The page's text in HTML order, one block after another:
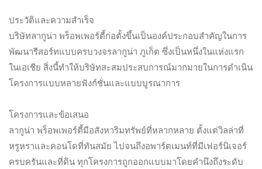
ประวัติและความสำเร็จ
บริษัทลากูน่า พร็อพเพอร์ตี้ก่อตั้งขึ้นเป็นองค์ประกอบสำคัญในการ
พัฒนารีสอร์ทแบบครบวงจรลากูน่า ภูเก็ต ซึ่งเป็นหนึ่งในแห่งแรก
ในเอเชีย สิ่งนี้ทำให้บริษัทสะสมประสบการณ์มากมายในการดำเนิน
โครงการแบบหลายฟังก์ชั่นและแบบบูรณาการ
โครงการและข้อเสนอ
ลากูน่า พร็อพเพอร์ตี้มีอสังหาริมทรัพย์ที่หลากหลาย ตั้งแต่วิลล่าที่
หรูหราและคอนโดที่ทันสมัย ไปจนถึงอพาร์ตเมนท์ที่มีเฟอร์นิเจอร์
ครบครันและที่ดิน ทุกโครงการถูกออกแบบมาโดยคำนึงถึงระดับ